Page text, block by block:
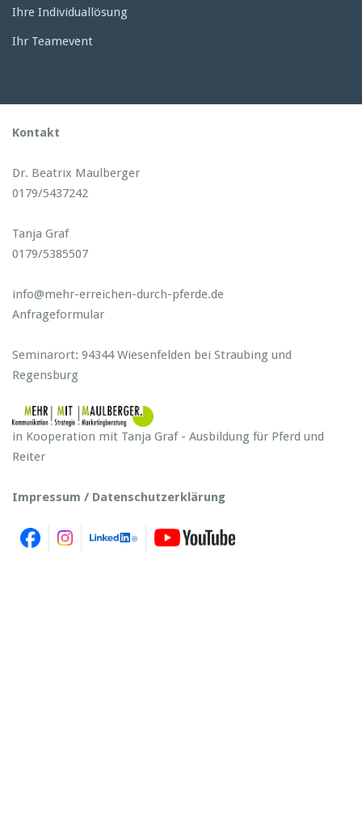
Ihre Individuallösung
Ihr Teamevent
Kontakt
Dr. Beatrix Maulberger
0179/5437242
Tanja Graf
0179/5385507
info@mehr-erreichen-durch-pferde.de
Anfrageformular
Seminarort: 94344 Wiesenfelden bei Straubing und
Regensburg
in Kooperation mit Tanja Graf - Ausbildung für Pferd und
Reiter
Impressum / Datenschutzerklärung